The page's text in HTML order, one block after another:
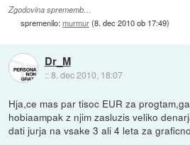
Zgodovina sprememb…
spremenilo:murmur(8. dec 2010 ob 17:49)
Dr_M
::8. dec 2010, 18:07
Hja,ce mas par tisoc EUR za
hobiaampak z njim zasluzis veliko
dati jurja na vsake 3 ali 4 leta za